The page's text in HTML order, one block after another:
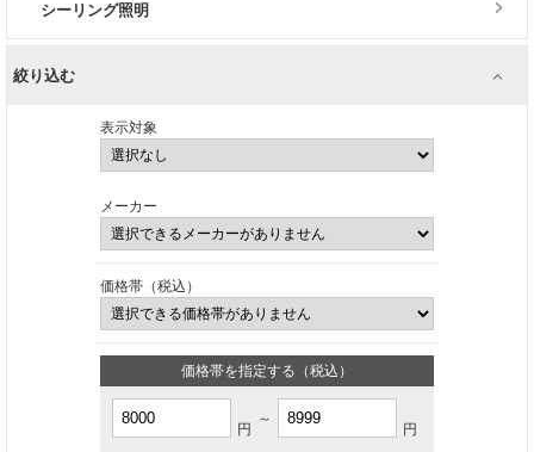
シーリング照明
絞り込む
表示対象
メーカー
価格帯（税込）
価格帯を指定する（税込）
円
～
円